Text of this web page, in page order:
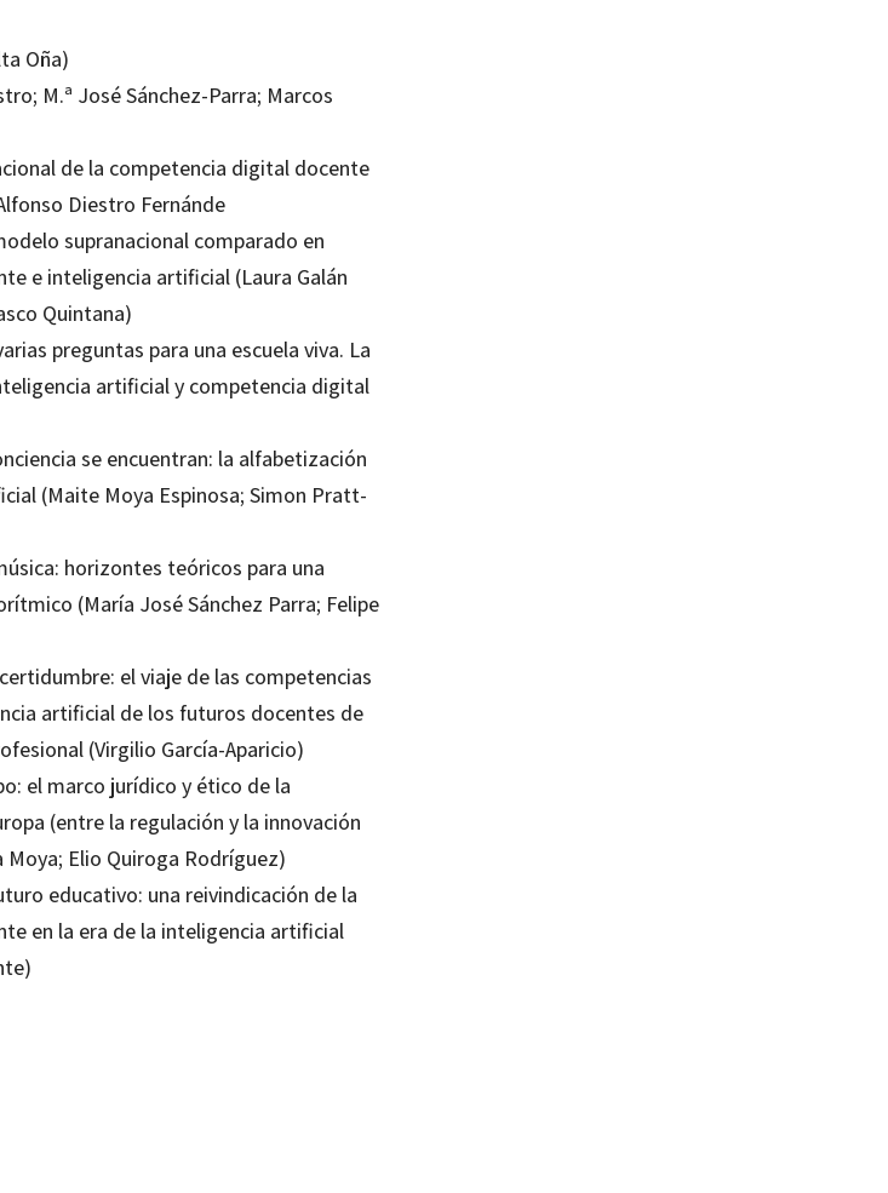
Oña)
M.ª José Sánchez-Parra; Marcos
de la competencia digital docente
Diestro Fernánde
supranacional comparado en
e inteligencia artificial (Laura Galán
Quintana)
preguntas para una escuela viva. La
artificial y competencia digital
se encuentran: la alfabetización
(Maite Moya Espinosa; Simon Pratt-
horizontes teóricos para una
(María José Sánchez Parra; Felipe
el viaje de las competencias
artificial de los futuros docentes de
(Virgilio García-Aparicio)
el marco jurídico y ético de la
(entre la regulación y la innovación
Elio Quiroga Rodríguez)
educativo: una reivindicación de la
en la era de la inteligencia artificial